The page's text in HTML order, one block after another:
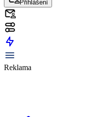
Přihlášení
Reklama